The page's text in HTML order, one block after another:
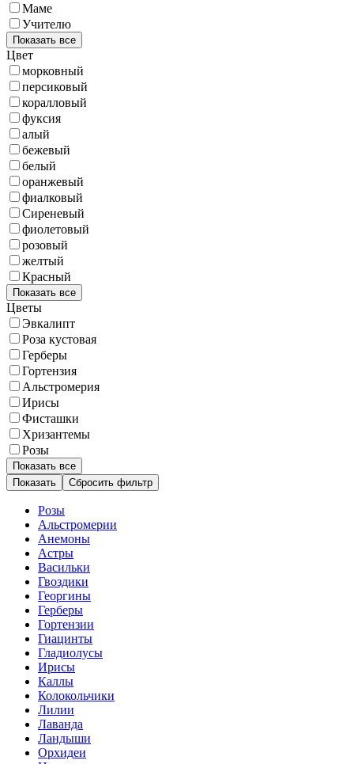
Маме
Учителю
Показать все
Цвет
морковный
персиковый
коралловый
фуксия
алый
бежевый
белый
оранжевый
фиалковый
Сиреневый
фиолетовый
розовый
желтый
Красный
Показать все
Цветы
Эвкалипт
Роза кустовая
Герберы
Гортензия
Альстромерия
Ирисы
Фисташки
Хризантемы
Розы
Показать все
Сбросить фильтр
Розы
Альстромерии
Анемоны
Астры
Васильки
Гвоздики
Георгины
Герберы
Гортензии
Гиацинты
Гладиолусы
Ирисы
Каллы
Колокольчики
Лилии
Лаванда
Ландыши
Орхидеи